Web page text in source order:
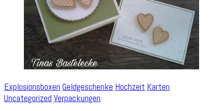
Explosionsboxen Geldgeschenke Hochzeit Karten
Uncategorized Verpackungen